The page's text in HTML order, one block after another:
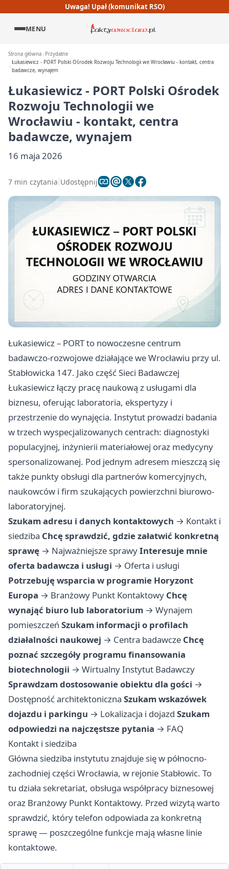
Uwaga! Upał (komunikat RSO)
MENU
Strona główna
Przydatne
Łukasiewicz - PORT Polski Ośrodek Rozwoju Technologii we Wrocławiu - kontakt, centra
badawcze, wynajem
Łukasiewicz - PORT Polski Ośrodek
Rozwoju Technologii we
Wrocławiu - kontakt, centra
badawcze, wynajem
16 maja 2026
7 min czytania Udostępnij
Łukasiewicz – PORT to nowoczesne centrum
badawczo-rozwojowe działające we Wrocławiu przy ul.
Stabłowicka 147. Jako część Sieci Badawczej
Łukasiewicz łączy pracę naukową z usługami dla
biznesu, oferując laboratoria, ekspertyzy i
przestrzenie do wynajęcia. Instytut prowadzi badania
w trzech wyspecjalizowanych centrach: diagnostyki
populacyjnej, inżynierii materiałowej oraz medycyny
spersonalizowanej. Pod jednym adresem mieszczą się
także punkty obsługi dla partnerów komercyjnych,
naukowców i firm szukających powierzchni biurowo-
laboratoryjnej.
Szukam adresu i danych kontaktowych → Kontakt i
siedziba Chcę sprawdzić, gdzie załatwić konkretną
sprawę → Najważniejsze sprawyInteresuje mnie
oferta badawcza i usługi → Oferta i usługi
Potrzebuję wsparcia w programie Horyzont
Europa → Branżowy Punkt Kontaktowy Chcę
wynająć biuro lub laboratorium → Wynajem
pomieszczeń Szukam informacji o profilach
działalności naukowej → Centra badawcze Chcę
poznać szczegóły programu finansowania
biotechnologii → Wirtualny Instytut Badawczy
Sprawdzam dostosowanie obiektu dla gości →
Dostępność architektoniczna Szukam wskazówek
dojazdu i parkingu → Lokalizacja i dojazd Szukam
odpowiedzi na najczęstsze pytania → FAQ
Kontakt i siedziba
Główna siedziba instytutu znajduje się w północno-
zachodniej części Wrocławia, w rejonie Stabłowic. To
tu działa sekretariat, obsługa współpracy biznesowej
oraz Branżowy Punkt Kontaktowy. Przed wizytą warto
sprawdzić, który telefon odpowiada za konkretną
sprawę — poszczególne funkcje mają własne linie
kontaktowe.